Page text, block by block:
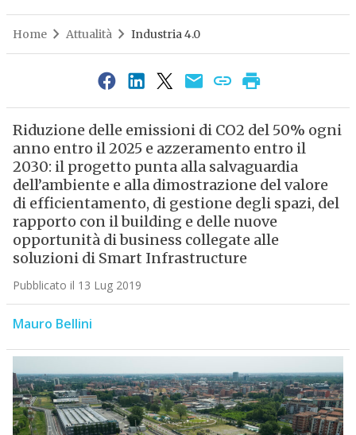
Home Attualità Industria 4.0
Riduzione delle emissioni di CO2 del 50% ogni
anno entro il 2025 e azzeramento entro il
2030: il progetto punta alla salvaguardia
dell’ambiente e alla dimostrazione del valore
di efficientamento, di gestione degli spazi, del
rapporto con il building e delle nuove
opportunità di business collegate alle
soluzioni di Smart Infrastructure
Pubblicato il 13 Lug 2019
Mauro Bellini